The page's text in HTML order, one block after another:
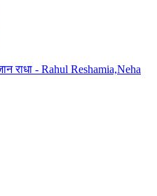
राधा - Rahul Reshamia,Neha